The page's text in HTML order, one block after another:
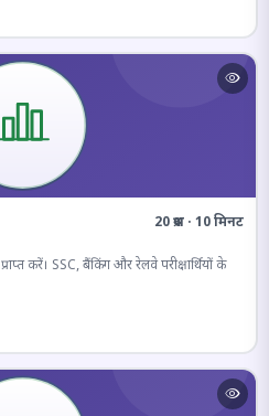
20 प्रश्न · 10 मिनट
करें। SSC, बैंकिंग और रेलवे परीक्षार्थियों के